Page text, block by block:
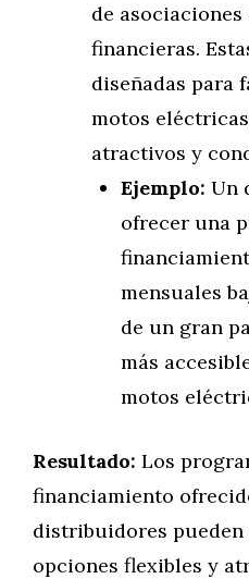
de
financieras.
diseñadas para
motos
atractivos y
Ejemplo: Un
ofrecer una
mensuales
de un gran
más
motos
Resultado: Los
financiamiento
distribuidores
opciones flexibles y